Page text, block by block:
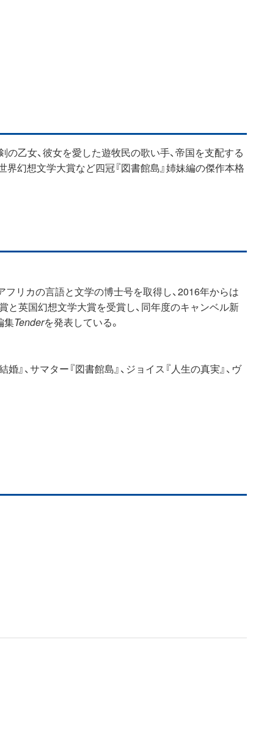
乙女、彼女を愛した遊牧民の歌い手、帝国を支配する
幻想文学大賞など四冠『図書館島』姉妹編の傑作本格
リカの言語と文学の博士号を取得し、2016年からは
と英国幻想文学大賞を受賞し、同年度のキャンベル新
集Tenderを発表している。
、サマター『図書館島』、ジョイス『人生の真実』、ヴ